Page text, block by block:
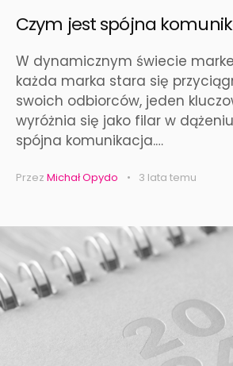
Czym jest spójna
W dynamicznym świecie
każda marka stara się
swoich odbiorców, jeden
wyróżnia się jako filar w
spójna komunikacja.…
Przez Michał Opydo 3 lata temu